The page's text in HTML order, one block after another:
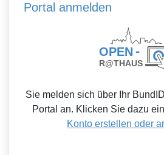
Portal anmelden
Sie melden sich über Ihr
Portal an. Klicken Sie dazu
Konto erstellen oder